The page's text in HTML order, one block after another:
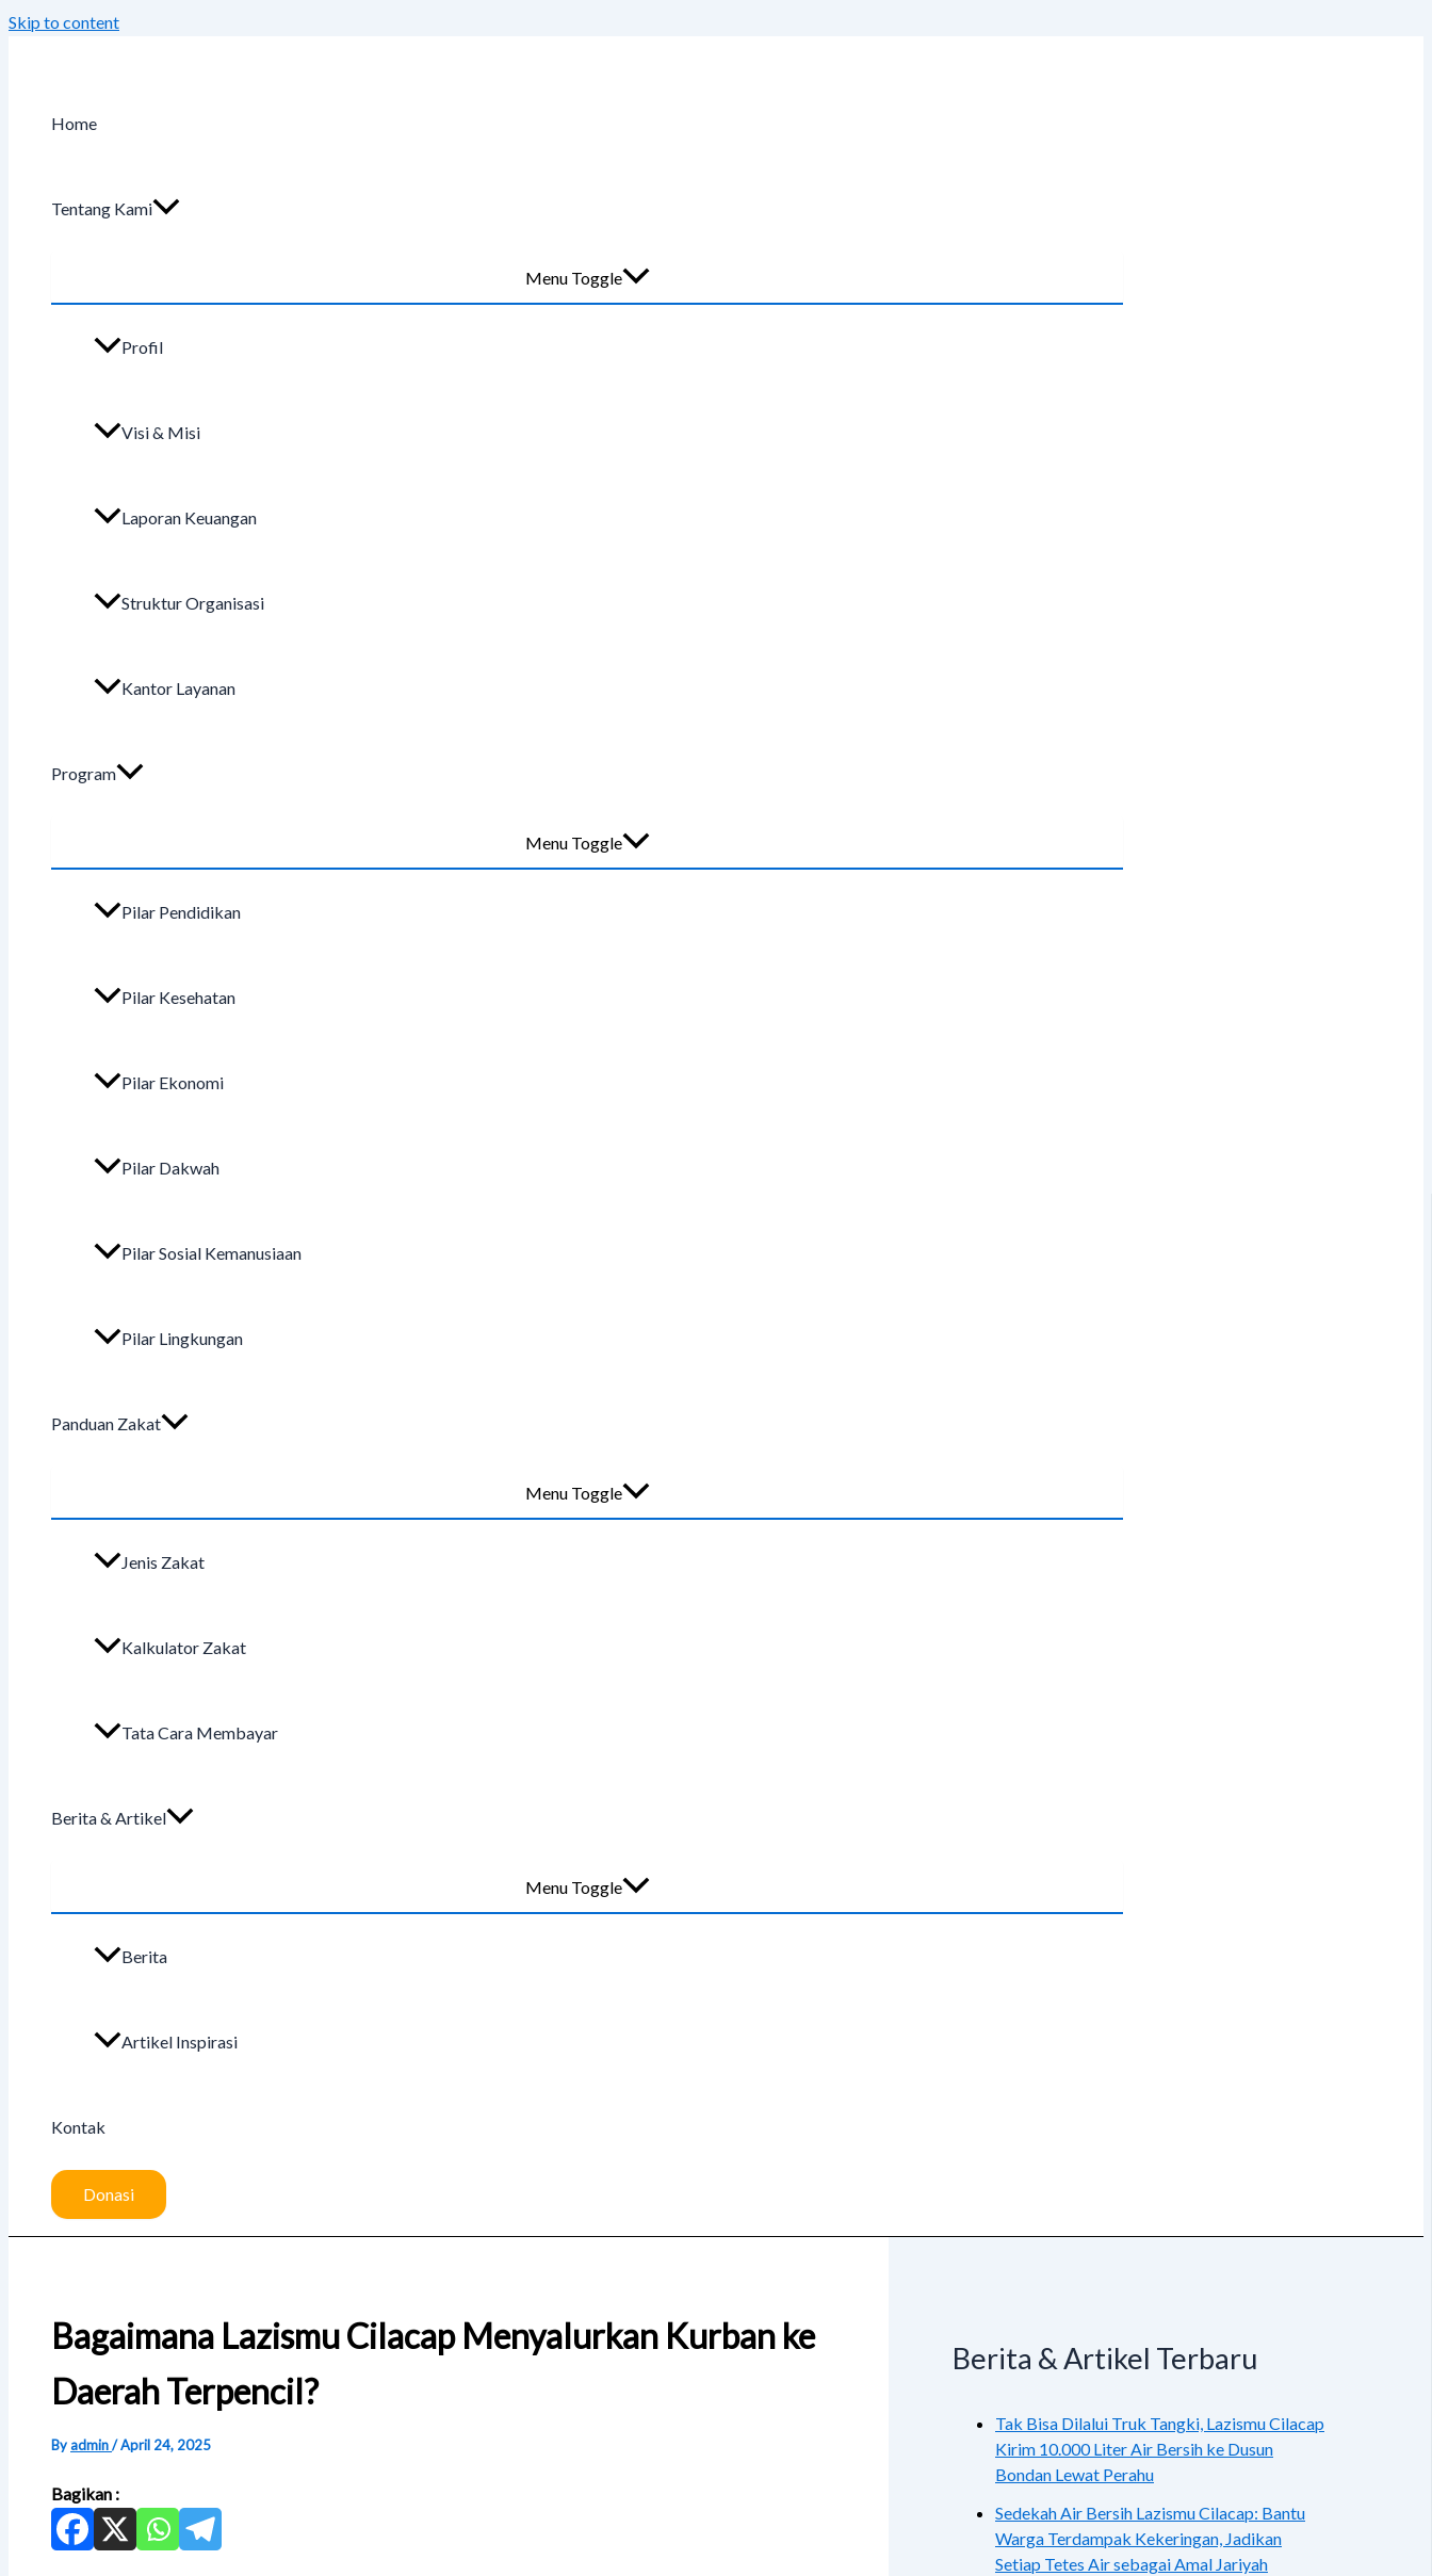
Skip to content
Home
Tentang Kami
Menu Toggle
Profil
Visi & Misi
Laporan Keuangan
Struktur Organisasi
Kantor Layanan
Program
Menu Toggle
Pilar Pendidikan
Pilar Kesehatan
Pilar Ekonomi
Pilar Dakwah
Pilar Sosial Kemanusiaan
Pilar Lingkungan
Panduan Zakat
Menu Toggle
Jenis Zakat
Kalkulator Zakat
Tata Cara Membayar
Berita & Artikel
Menu Toggle
Berita
Artikel Inspirasi
Kontak
Donasi
Bagaimana Lazismu Cilacap Menyalurkan Kurban ke
Daerah Terpencil?
By admin/April 24, 2025
Bagikan :
Berita & Artikel Terbaru
Tak Bisa Dilalui Truk Tangki, Lazismu Cilacap
Kirim 10.000 Liter Air Bersih ke Dusun
Bondan Lewat Perahu
Sedekah Air Bersih Lazismu Cilacap: Bantu
Warga Terdampak Kekeringan, Jadikan
Setiap Tetes Air sebagai Amal Jariyah